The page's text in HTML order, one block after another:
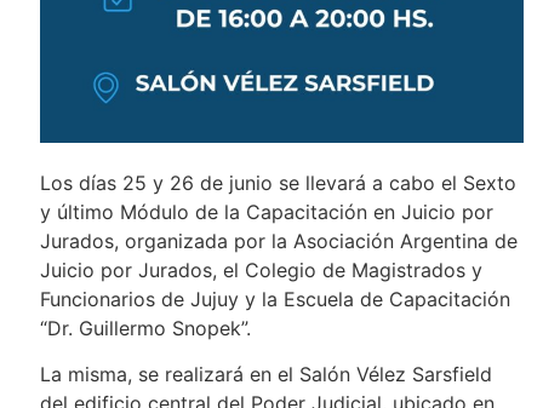
Los días 25 y 26 de junio se llevará a cabo el Sexto
y último Módulo de la Capacitación en Juicio por
Jurados, organizada por la Asociación Argentina de
Juicio por Jurados, el Colegio de Magistrados y
Funcionarios de Jujuy y la Escuela de Capacitación
“Dr. Guillermo Snopek”.
La misma, se realizará en el Salón Vélez Sarsfield
del edificio central del Poder Judicial, ubicado en